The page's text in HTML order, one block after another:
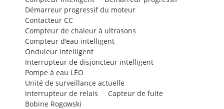
Démarreur progressif du moteur
Contacteur CC
Compteur de chaleur à ultrasons
Compteur d'eau intelligent
Onduleur intelligent
Interrupteur de disjoncteur intelligent
Pompe à eau LÉO
Unité de surveillance actuelle
Interrupteur de relais
Capteur de fuite
Bobine Rogowski